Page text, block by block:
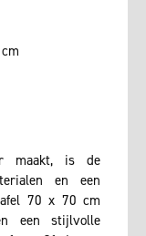
maakt, is de
en een
70 x 70 cm
een stijlvolle